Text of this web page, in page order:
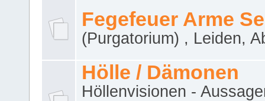
Fegefeuer Arme
(Purgatorium) , Leiden,
Hölle / Dämonen
Höllenvisionen -